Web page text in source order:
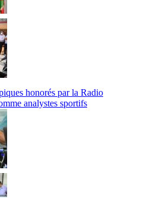
honorés par la Radio
analystes sportifs